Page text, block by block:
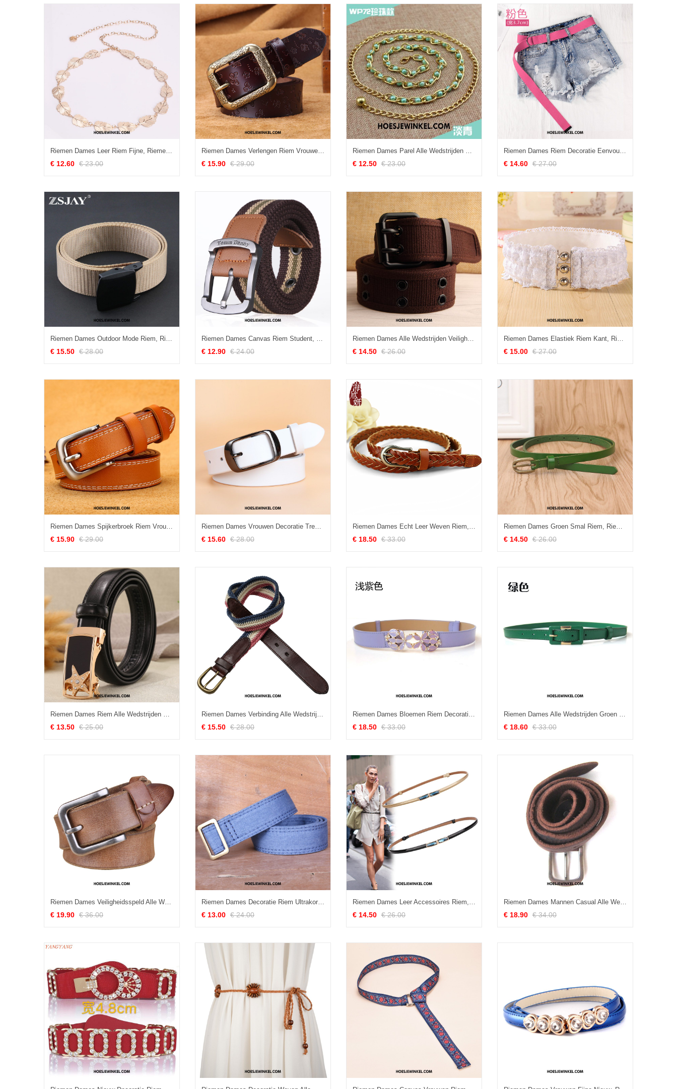
Riemen Dames Leer Riem Fijne, Riemen Metaal Alle Wedstrijden Gold
€ 12.60 € 23.00
Riemen Dames Verlengen Riem Vrouwen, Riemen Echt Leer Decoratie Braun
€ 15.90 € 29.00
Riemen Dames Parel Alle Wedstrijden Decoratie, Riemen Vrouwen Riem Cyan
€ 12.50 € 23.00
Riemen Dames Riem Decoratie Eenvoudig, Riemen Trend Student Rot
€ 14.60 € 27.00
Riemen Dames Outdoor Mode Riem, Riemen Denim Canvas Khaki
€ 15.50 € 28.00
Riemen Dames Canvas Riem Student, Riemen Streep Mannen Braun
€ 12.90 € 24.00
Riemen Dames Alle Wedstrijden Veiligheidsspeld Bruin, Riemen Riem Casual
€ 14.50 € 26.00
Riemen Dames Elastiek Riem Kant, Riemen Vrouwen Zoet Weiß
€ 15.00 € 27.00
Riemen Dames Spijkerbroek Riem Vrouwen, Riemen Alle Wedstrijden Echt Leer Kamelfarbe
€ 15.90 € 29.00
Riemen Dames Vrouwen Decoratie Trend, Riemen Nieuw 2018 Weiß
€ 15.60 € 28.00
Riemen Dames Echt Leer Weven Riem, Riemen Jeugd Lederen
€ 18.50 € 33.00
Riemen Dames Groen Smal Riem, Riemen Vrouwen Tas Schwarz
€ 14.50 € 26.00
Riemen Dames Riem Alle Wedstrijden Decoratie, Riemen Eenvoudig Spijkerbroek Schwarz
€ 13.50 € 25.00
Riemen Dames Verbinding Alle Wedstrijden Roze, Riemen Voorjaar Vrouwen Braun Beige Khaki
€ 15.50 € 28.00
Riemen Dames Bloemen Riem Decoratie, Riemen Vrouwen Lakleer Weiß Schwarz
€ 18.50 € 33.00
Riemen Dames Alle Wedstrijden Groen Mode, Riemen Eenvoudig Riem Rot
€ 18.60 € 33.00
Riemen Dames Veiligheidsspeld Alle Wedstrijden Leer, Riemen Lederen Vintage
€ 19.90 € 36.00
Riemen Dames Decoratie Riem Ultrakorte, Riemen Denim Mode
€ 13.00 € 24.00
Riemen Dames Leer Accessoires Riem, Riemen Vrouwen Fijne
€ 14.50 € 26.00
Riemen Dames Mannen Casual Alle Wedstrijden, Riemen Lederen Riem Nackte Farbe
€ 18.90 € 34.00